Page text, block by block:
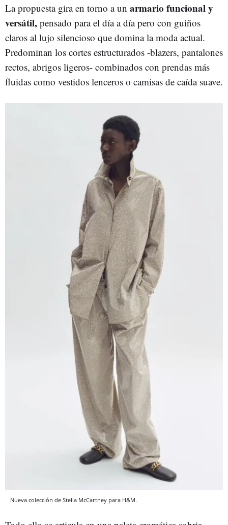
La propuesta gira en torno a un armario funcional y
versátil, pensado para el día a día pero con guiños
claros al lujo silencioso que domina la moda actual.
Predominan los cortes estructurados -blazers, pantalones
rectos, abrigos ligeros- combinados con prendas más
fluidas como vestidos lenceros o camisas de caída suave.
Nueva colección de Stella McCartney para H&M.